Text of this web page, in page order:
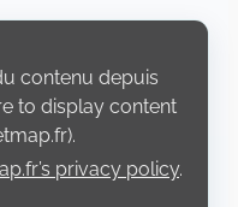
contenu depuis
to display content
privacy policy.